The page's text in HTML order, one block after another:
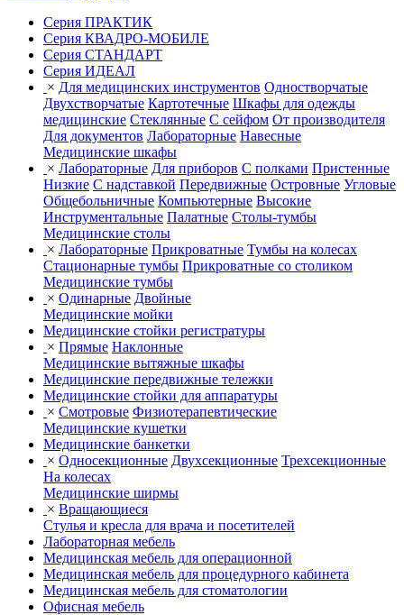
Серия ПРАКТИК
Серия КВАДРО-МОБИЛЕ
Серия СТАНДАРТ
Серия ИДЕАЛ
× Для медицинских инструментов Одностворчатые
Двухстворчатые Картотечные Шкафы для одежды
медицинские Стеклянные С сейфом От производителя
Для документов Лабораторные Навесные
Медицинские шкафы
× Лабораторные Для приборов С полками Пристенные
Низкие С надставкой Передвижные Островные Угловые
Общебольничные Компьютерные Высокие
Инструментальные Палатные Столы-тумбы
Медицинские столы
× Лабораторные Прикроватные Тумбы на колесах
Стационарные тумбы Прикроватные со столиком
Медицинские тумбы
× Одинарные Двойные
Медицинские мойки
Медицинские стойки регистратуры
× Прямые Наклонные
Медицинские вытяжные шкафы
Медицинские передвижные тележки
Медицинские стойки для аппаратуры
× Смотровые Физиотерапевтические
Медицинские кушетки
Медицинские банкетки
× Односекционные Двухсекционные Трехсекционные
На колесах
Медицинские ширмы
× Вращающиеся
Стулья и кресла для врача и посетителей
Лабораторная мебель
Медицинская мебель для операционной
Медицинская мебель для процедурного кабинета
Медицинская мебель для стоматологии
Офисная мебель